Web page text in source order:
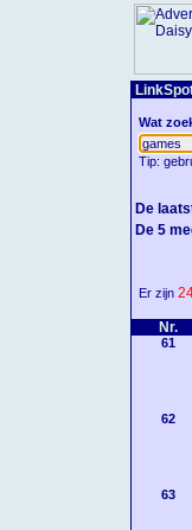
Wat
Tip:
De
De 5
Er zijn
Nr.
61
62
63